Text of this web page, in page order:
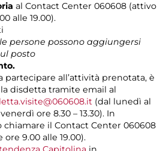
al Contact Center 060608 (attivo
alle 19.00).
persone possono aggiungersi
posto
partecipare all’attività prenotata, è
disdetta tramite email al
(dal lunedì al
ore 8.30 – 13.30). In
chiamare il Contact Center 060608
9.00 alle 19.00).